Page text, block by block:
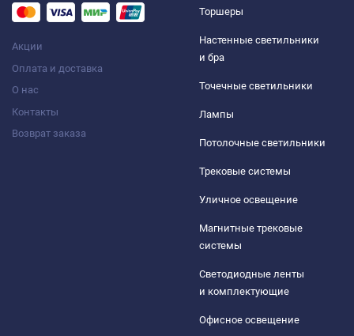
Акции
Оплата и доставка
О нас
Контакты
Возврат заказа
Торшеры
Настенные светильники
и бра
Точечные светильники
Лампы
Потолочные светильники
Трековые системы
Уличное освещение
Магнитные трековые
системы
Светодиодные ленты
и комплектующие
Офисное освещение